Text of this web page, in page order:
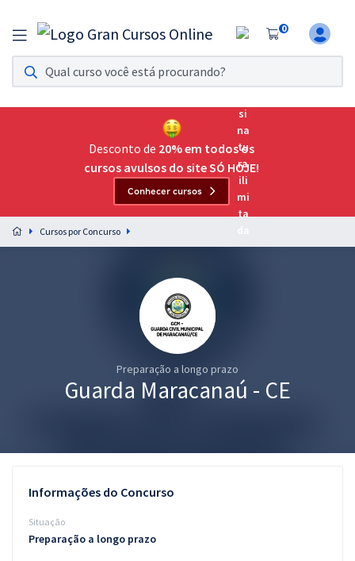
0
Assinatura Ilimitada 11
Acesso a todos os cursos. Teste grátis por 7 dias!
Assinatura OAB Até Passar
Acesso ilimitado a toda preparação para o Exame da
Preparação completa e intensiva para as principais
residências em saúde do Brasil
Graduação
Questões grátis
Desconto de 20% em todos os
cursos avulsos do site SÓ HOJE!
Conhecer cursos
Cursos por Concurso
Preparação a longo prazo
Guarda Maracanaú - CE
Informações do Concurso
Situação
Preparação a longo prazo